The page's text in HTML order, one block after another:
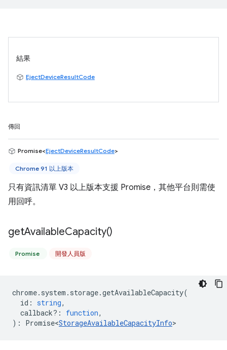
結果
EjectDeviceResultCode
傳回
Promise<EjectDeviceResultCode>
Chrome 91 以上版本
只有資訊清單 V3 以上版本支援 Promise，其他平台則需使
用回呼。
getAvailableCapacity()
Promise 開發人員版
chrome. system . storage.getAvailableCapacity(
id : string,
callback? : function,
) : Promise<StorageAvailableCapacityInfo>